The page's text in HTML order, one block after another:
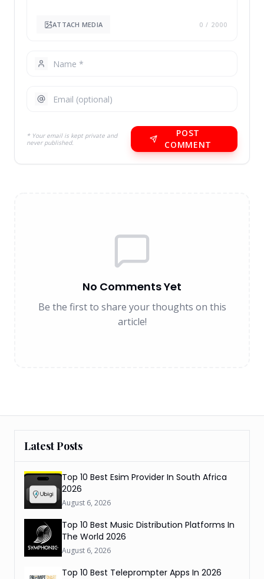
ATTACH MEDIA 0 / 2000
* Your email is kept private and
never published.
POST
COMMENT
No Comments Yet
Be the first to share your thoughts on this
article!
Latest Posts
Top 10 Best Esim Provider In South Africa
2026
August 6, 2026
Top 10 Best Music Distribution Platforms In
The World 2026
August 6, 2026
Top 10 Best Teleprompter Apps In 2026